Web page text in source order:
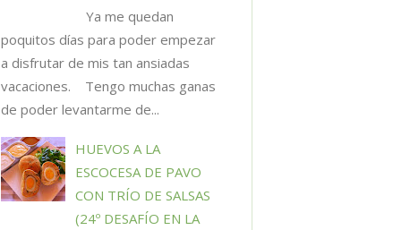
Ya me quedan
poquitos días para poder empezar
a disfrutar de mis tan ansiadas
vacaciones. Tengo muchas ganas
de poder levantarme de...
HUEVOS A LA
ESCOCESA DE PAVO
CON TRÍO DE SALSAS
(24º DESAFÍO EN LA